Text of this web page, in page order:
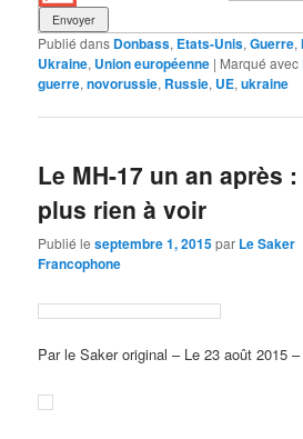
Publié dans Donbass, Etats-Unis,Guerre,
Ukraine, Union européenne | Marqué avec
guerre,novorussie, Russie, UE,ukraine
Le MH-17 un an après
plus rien à voir
Publié leseptembre 1, 2015par Le Saker
Francophone
Par le Saker original – Le 23 août 2015